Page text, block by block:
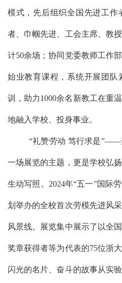
模式， 先后组织全国先进工作
者、巾帼先进、工会主席、教
计50余场；协同党委教师工作
始业教育课程，系统开展团队
训，助力1000余名新教工在重
地融入学校、投身事业。
“礼赞劳动 笃行求是”——
一场展览的主题，更是学校弘
生动写照。 2024年“五一”国际
划举办的全校首次劳模先进风
风景线。展览集中展示了以全
奖章获得者等为代表的75位浙
闪光的名片、奋斗的故事从实